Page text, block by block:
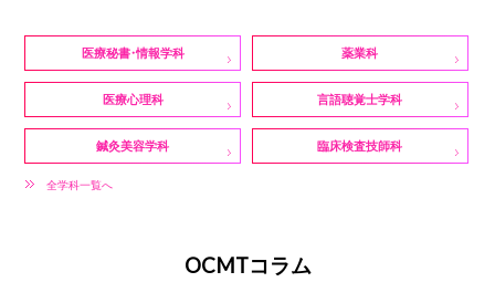
医療秘書・情報学科 薬業科
医療心理科 言語聴覚士学科
鍼灸美容学科 臨床検査技師科
全学科一覧へ
OCMTコラム